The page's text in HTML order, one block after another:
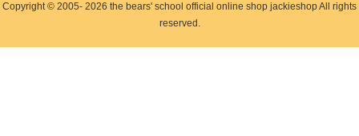
Copyright © 2005- 2026 the bears' school official online shop jackieshop All rights
reserved.